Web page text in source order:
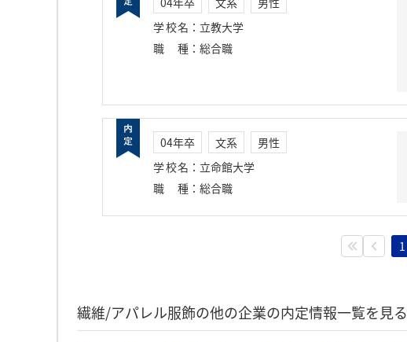
学校名 ： 立教大学
職種 ： 総合職
04年卒 文系
男性
学校名 ： 立命館大学
職種 ： 総合職
1
繊維/アパレル服飾の他の企業の内定情報一覧を見る